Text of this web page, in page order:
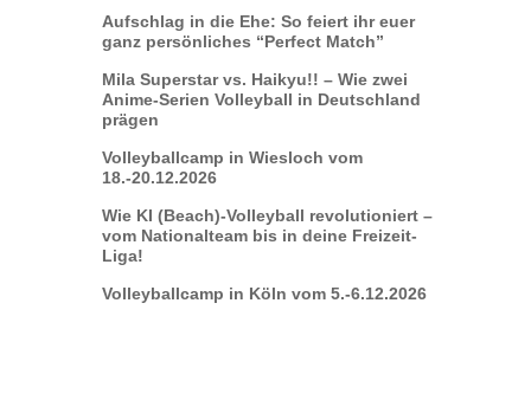
Aufschlag in die Ehe: So feiert ihr euer
ganz persönliches “Perfect Match”
Mila Superstar vs. Haikyu!! – Wie zwei
Anime-Serien Volleyball in Deutschland
prägen
Volleyballcamp in Wiesloch vom
18.-20.12.2026
Wie KI (Beach)-Volleyball revolutioniert –
vom Nationalteam bis in deine Freizeit-
Liga!
Volleyballcamp in Köln vom 5.-6.12.2026